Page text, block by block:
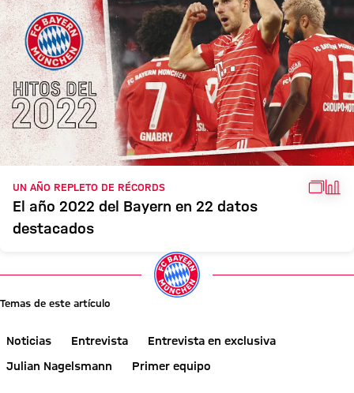
UN AÑO REPLETO DE RÉCORDS
El año 2022 del Bayern en 22 datos
destacados
Temas de este artículo
Noticias Entrevista
Entrevista en exclusiva
Julian Nagelsmann
Primer equipo